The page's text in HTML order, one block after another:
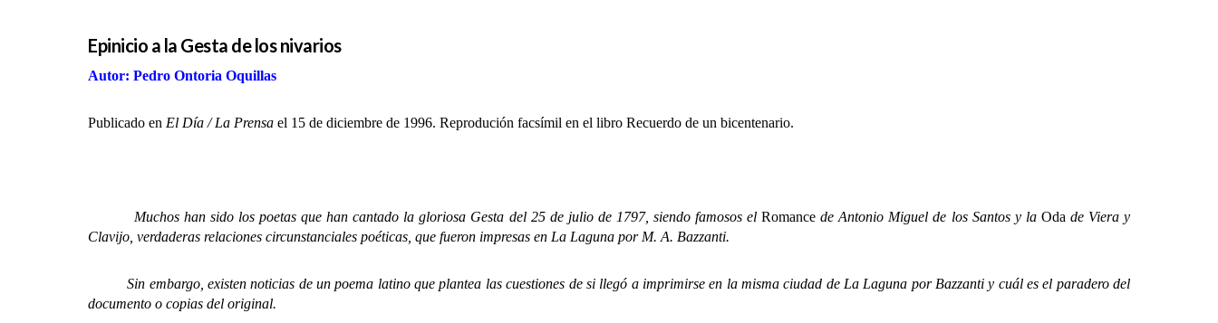
Epinicio a la Gesta de los nivarios
Autor: Pedro Ontoria Oquillas
Publicado en El Día / La Prensa el 15 de diciembre de 1996. Reprodución facsímil en el libro Recuerdo de un bicentenario.
Muchos han sido los poetas que han cantado la gloriosa Gesta del 25 de julio de 1797, siendo famosos elRomance de Antonio Miguel de los Santos y la Oda de Viera y
Clavijo, verdaderas relaciones circunstanciales poéticas, que fueron impresas en La Laguna por M. A. Bazzanti.
Sin embargo, existen noticias de un poema latino que plantea las cuestiones de si llegó a imprimirse en la misma ciudad de La Laguna por Bazzanti y cuál es el paradero del
documento o copias del original.